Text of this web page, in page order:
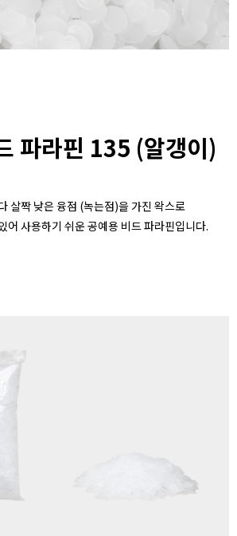
파라핀 135 (알갱이)
살짝 낮은 융점 (녹는점)을 가진 왁스로
어 사용하기 쉬운 공예용 비드 파라핀입니다.